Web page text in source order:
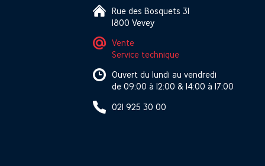
Rue des Bosquets 31
1800 Vevey
Vente
Service technique
Ouvert du lundi au vendredi
de 09:00 à 12:00 & 14:00 à 17:00
021 925 30 00